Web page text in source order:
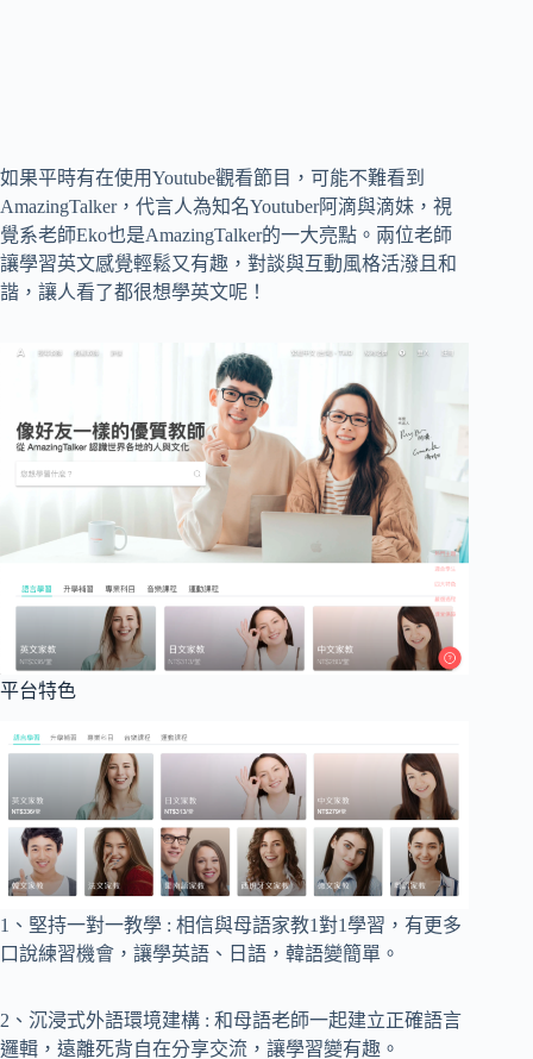
如果平時有在使用Youtube觀看節目，可能不難看到
AmazingTalker，代言人為知名Youtuber阿滴與滴妹，視
覺系老師Eko也是AmazingTalker的一大亮點。兩位老師
讓學習英文感覺輕鬆又有趣，對談與互動風格活潑且和
諧，讓人看了都很想學英文呢！
平台特色
1、堅持一對一教學 : 相信與母語家教1對1學習，有更多
口說練習機會，讓學英語、日語，韓語變簡單。
2、沉浸式外語環境建構 : 和母語老師一起建立正確語言
邏輯，遠離死背自在分享交流，讓學習變有趣。